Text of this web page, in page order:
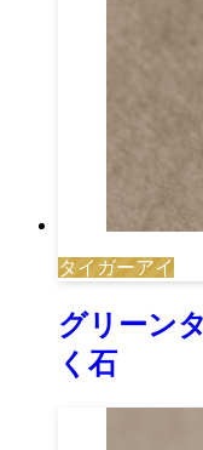
タイガーアイ
グリーン
く石